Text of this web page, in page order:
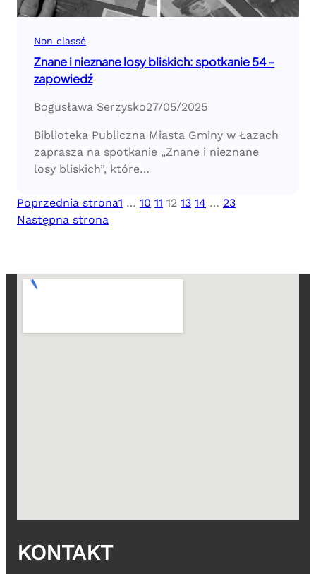
Non classé
Znane i nieznane losy bliskich: spotkanie 54 –
zapowiedź
Bogusława Serzysko27/05/2025
Biblioteka Publiczna Miasta Gminy w Łazach
zaprasza na spotkanie „Znane i nieznane
losy bliskich”, które…
Poprzednia strona1 … 10 11 12 13 14 … 23
Następna strona
KONTAKT